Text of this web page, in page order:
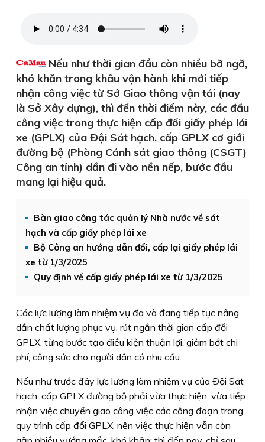
Nếu như thời gian đầu còn nhiều bỡ ngỡ,
khó khăn trong khâu vận hành khi mới tiếp
nhận công việc từ Sở Giao thông vận tải (nay
là Sở Xây dựng), thì đến thời điểm này, các đầu
công việc trong thực hiện cấp đổi giấy phép lái
xe (GPLX) của Ðội Sát hạch, cấp GPLX cơ giới
đường bộ (Phòng Cảnh sát giao thông (CSGT)
Công an tỉnh) dần đi vào nền nếp, bước đầu
mang lại hiệu quả.
Bàn giao công tác quản lý Nhà nước về sát
hạch và cấp giấy phép lái xe
Bộ Công an hướng dẫn đổi, cấp lại giấy phép lái
xe từ 1/3/2025
Quy định về cấp giấy phép lái xe từ 1/3/2025
Các lực lượng làm nhiệm vụ đã và đang tiếp tục nâng
dần chất lượng phục vụ, rút ngắn thời gian cấp đổi
GPLX, từng bước tạo điều kiện thuận lợi, giảm bớt chi
phí, công sức cho người dân có nhu cầu.
Nếu như trước đây lực lượng làm nhiệm vụ của Ðội Sát
hạch, cấp GPLX đường bộ phải vừa thực hiện, vừa tiếp
nhận việc chuyển giao công việc các công đoạn trong
quy trình cấp đổi GPLX, nên việc thực hiện vẫn còn